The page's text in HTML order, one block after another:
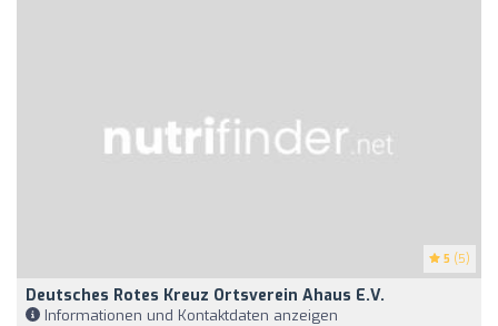
5 (5)
Deutsches Rotes Kreuz Ortsverein Ahaus E.V.
Informationen und Kontaktdaten anzeigen